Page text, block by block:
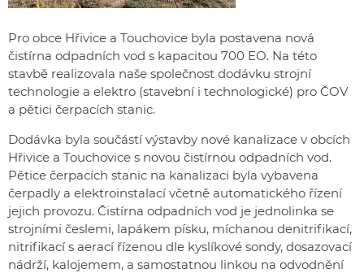
Pro obce Hřivice a Touchovice byla postavena nová
čistírna odpadních vod s kapacitou 700 EO. Na této
stavbě realizovala naše společnost dodávku strojní
technologie a elektro (stavební i technologické) pro ČOV
a pětici čerpacích stanic.
Dodávka byla součástí výstavby nové kanalizace v obcích
Hřivice a Touchovice s novou čistírnou odpadních vod.
Pětice čerpacích stanic na kanalizaci byla vybavena
čerpadly a elektroinstalací včetně automatického řízení
jejich provozu. Čistírna odpadních vod je jednolinka se
strojními česlemi, lapákem písku, míchanou denitrifikací,
nitrifikací s aerací řízenou dle kyslíkové sondy, dosazovací
nádrží, kalojemem, a samostatnou linkou na odvodnění